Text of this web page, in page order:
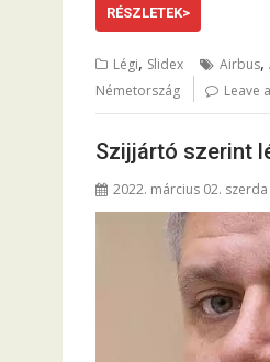
RÉSZLETEK>
Légi, Slidex Airbus,
Németország Leave
Szijjártó szerint
2022. március 02. szerda